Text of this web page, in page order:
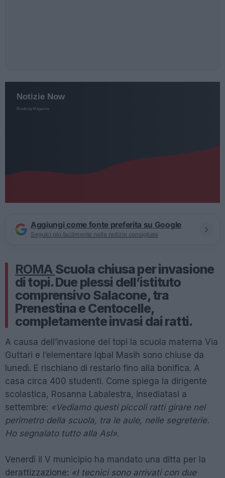
Aggiungi come fonte preferita su Google
Seguici più facilmente nelle notizie consigliate
ROMA Scuola chiusa per invasione
di topi. Due plessi dell’istituto
comprensivo Salacone, tra
Prenestina e Centocelle,
completamente invasi dai ratti.
A causa dell’invasione dei topi la scuola materna Via
Guttari e l’elementare Iqbal Masih sono chiuse da
lunedì. E rischiano di restarlo fino alla bonifica. A
casa circa 400 studenti. Come spiega la dirigente
scolastica, Rosanna Labalestra, insediatasi a
settembre: «Vediamo questi piccoli ratti girare nel
perimetro della scuola, tra le aule, nelle segreterie.
Ho segnalato tutto alla Asl».
Venerdì il V municipio ha mandato una ditta per la
derattizzazione: «I tecnici sono arrivati con due